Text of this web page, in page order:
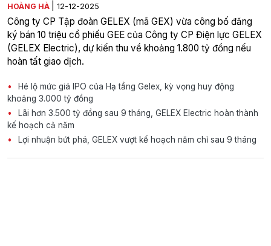
HOÀNG HÀ 12-12-2025
Công ty CP Tập đoàn GELEX (mã GEX) vừa công bố đăng
ký bán 10 triệu cổ phiếu GEE của Công ty CP Điện lực GELEX
(GELEX Electric), dự kiến thu về khoảng 1.800 tỷ đồng nếu
hoàn tất giao dịch.
Hé lộ mức giá IPO của Hạ tầng Gelex, kỳ vọng huy động
khoảng 3.000 tỷ đồng
Lãi hơn 3.500 tỷ đồng sau 9 tháng, GELEX Electric hoàn thành
kế hoạch cả năm
Lợi nhuận bứt phá, GELEX vượt kế hoạch năm chỉ sau 9 tháng